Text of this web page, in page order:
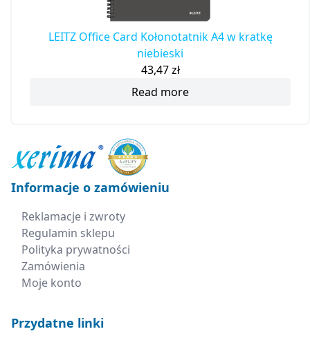
LEITZ Office Card Kołonotatnik A4 w kratkę
niebieski
43,47zł
Read more
Informacje o zamówieniu
Reklamacje i zwroty
Regulamin sklepu
Polityka prywatności
Zamówienia
Moje konto
Przydatne linki